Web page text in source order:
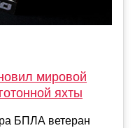
мировой
яхты
БПЛА ветеран